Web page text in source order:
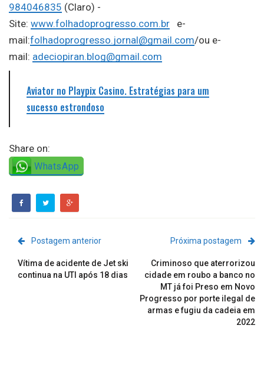
984046835 (Claro) -
Site: www.folhadoprogresso.com.br e-
mail:folhadoprogresso.jornal@gmail.com/ou e-
mail: adeciopiran.blog@gmail.com
Aviator no Playpix Casino. Estratégias para um
sucesso estrondoso
Share on:
WhatsApp
Postagem anterior
Vítima de acidente de Jet ski
continua na UTI após 18 dias
Próxima postagem
Criminoso que aterrorizou
cidade em roubo a banco no
MT já foi Preso em Novo
Progresso por porte ilegal de
armas e fugiu da cadeia em
2022